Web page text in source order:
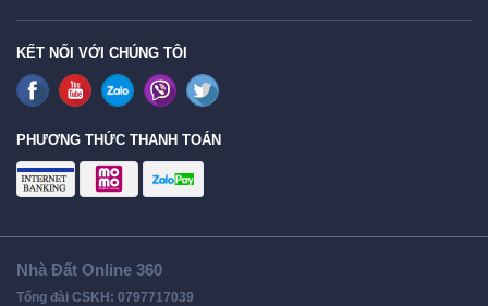
KẾT NỐI VỚI CHÚNG TÔI
PHƯƠNG THỨC THANH TOÁN
Nhà Đất Online 360
Tổng đài CSKH: 0797717039